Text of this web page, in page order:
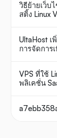
วิธีย้ายเว็บ
สติ้ง Linux
UltaHost เ
การจัดการ
VPS ที่ใช้
พลิเคชั่น